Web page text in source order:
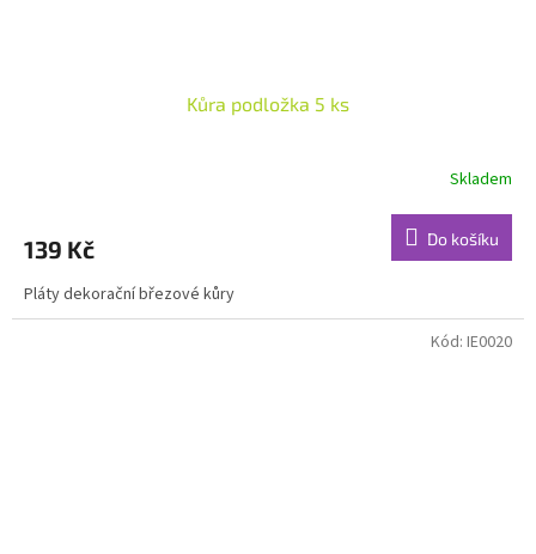
Kůra podložka 5 ks
Skladem
139 Kč Do košíku
Pláty dekorační březové kůry
Kód: IE0020